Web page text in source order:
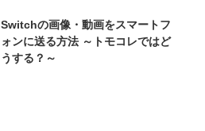
Switchの画像・動画をスマートフ
ォンに送る方法 ～トモコレではど
うする？～